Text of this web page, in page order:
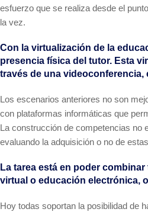
esfuerzo que se realiza desde el
la vez.
Con la virtualización de la
presencia física del tutor. Esta
través de una videoconferencia,
Los escenarios anteriores no son
con plataformas informáticas que
La construcción de competencias no
evaluando la adquisición o no de
La tarea está en poder
virtual o educación electrónica,
Hoy todas soportan la posibilidad de